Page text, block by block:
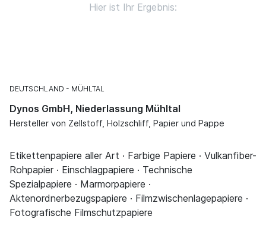
Hier ist Ihr Ergebnis:
DEUTSCHLAND MÜHLTAL
Dynos GmbH, Niederlassung Mühltal
Hersteller von Zellstoff, Holzschliff, Papier und Pappe
Etikettenpapiere aller Art · Farbige Papiere · Vulkanfiber-
Rohpapier · Einschlagpapiere · Technische
Spezialpapiere · Marmorpapiere ·
Aktenordnerbezugspapiere · Filmzwischenlagepapiere ·
Fotografische Filmschutzpapiere